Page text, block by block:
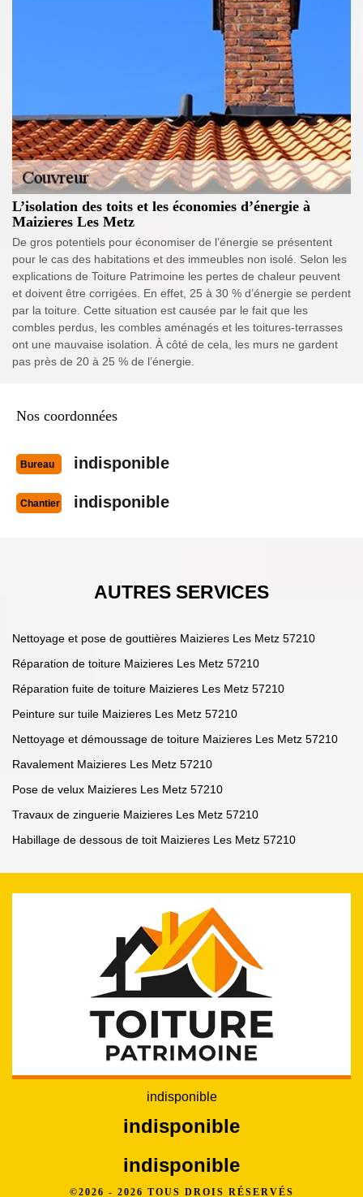
L’isolation des toits et les économies d’énergie à
Maizieres Les Metz
De gros potentiels pour économiser de l’énergie se présentent
pour le cas des habitations et des immeubles non isolé. Selon les
explications de Toiture Patrimoine les pertes de chaleur peuvent
et doivent être corrigées. En effet, 25 à 30 % d’énergie se perdent
par la toiture. Cette situation est causée par le fait que les
combles perdus, les combles aménagés et les toitures-terrasses
ont une mauvaise isolation. À côté de cela, les murs ne gardent
pas près de 20 à 25 % de l’énergie.
Nos coordonnées
Bureau indisponible
Chantier indisponible
AUTRES SERVICES
Nettoyage et pose de gouttières Maizieres Les Metz 57210
Réparation de toiture Maizieres Les Metz 57210
Réparation fuite de toiture Maizieres Les Metz 57210
Peinture sur tuile Maizieres Les Metz 57210
Nettoyage et démoussage de toiture Maizieres Les Metz 57210
Ravalement Maizieres Les Metz 57210
Pose de velux Maizieres Les Metz 57210
Travaux de zinguerie Maizieres Les Metz 57210
Habillage de dessous de toit Maizieres Les Metz 57210
indisponible
indisponible
indisponible
©2026 - 2026 TOUS DROIS RÉSERVÉS